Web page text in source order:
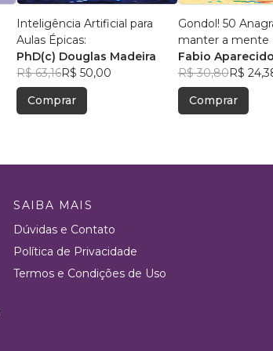
Inteligência Artificial para
Aulas Épicas:
PhD(c) Douglas Madeira
R$ 63,16R$ 50,00
Comprar
Gondol! 50
manter a mente
Fabio
R$ 30,80R$
Comprar
SAIBA MAIS
Dúvidas e Contato
Política de Privacidade
Termos e Condições de Uso